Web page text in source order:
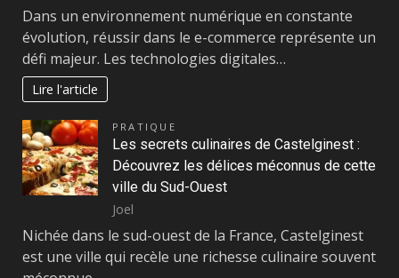
Dans un environnement numérique en constante
évolution, réussir dans le e-commerce représente un
défi majeur. Les technologies digitales…
Lire l'article
PRATIQUE
Les secrets culinaires de Castelginest :
Découvrez les délices méconnus de cette
ville du Sud-Ouest
Joel
Nichée dans le sud-ouest de la France, Castelginest
est une ville qui recèle une richesse culinaire souvent